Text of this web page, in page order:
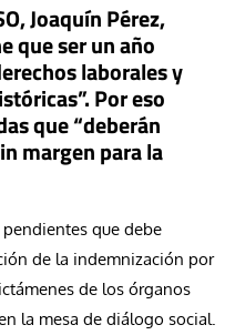
Joaquín Pérez,
que ser un año
laborales y
Por eso
que “deberán
margen para la
que debe
de la indemnización por
de los órganos
la mesa de diálogo social.